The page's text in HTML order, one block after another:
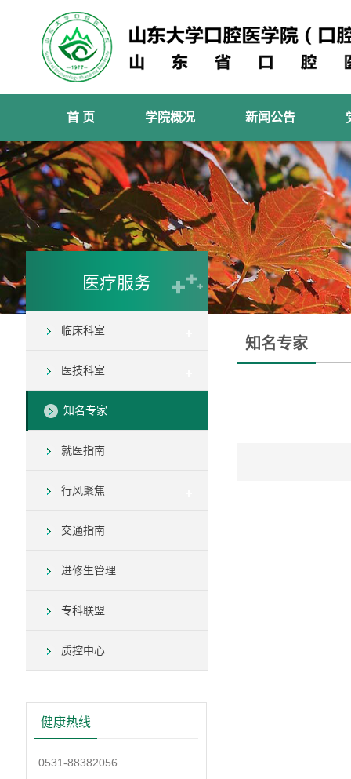
首 页 学院概况 新闻公告
医疗服务
临床科室
医技科室
知名专家
就医指南
行风聚焦
交通指南
进修生管理
专科联盟
质控中心
健康热线
0531-88382056
知名专家